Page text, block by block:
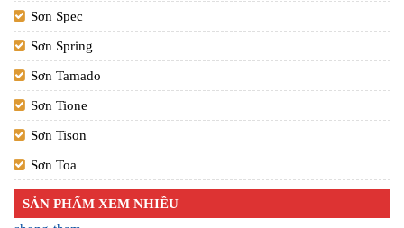
Sơn Spec
Sơn Spring
Sơn Tamado
Sơn Tione
Sơn Tison
Sơn Toa
SẢN PHẨM XEM NHIỀU